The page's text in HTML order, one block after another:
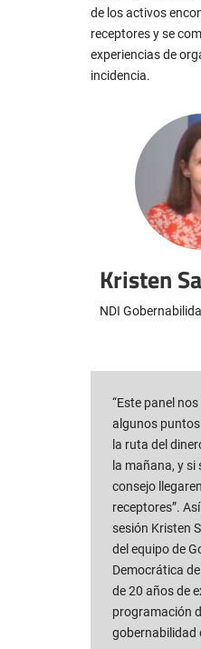
de los activos
receptores y se
experiencias de
incidencia.
Kristen
NDI
“Este panel
algunos
la ruta del
la mañana, y si
consejo
receptores”.
sesión Kristen
del equipo de
Democrática
de 20 años de
programación
gobernabilidad